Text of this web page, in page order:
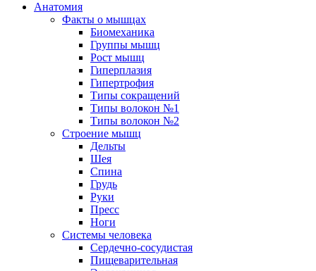
Анатомия
Факты о мышцах
Биомеханика
Группы мышц
Рост мышц
Гиперплазия
Гипертрофия
Типы сокращений
Типы волокон №1
Типы волокон №2
Строение мышц
Дельты
Шея
Спина
Грудь
Руки
Пресс
Ноги
Системы человека
Сердечно-сосудистая
Пищеварительная